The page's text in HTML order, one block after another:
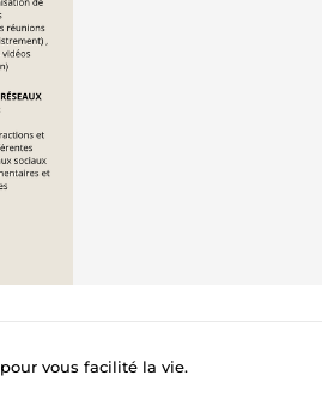
vous facilité la vie.